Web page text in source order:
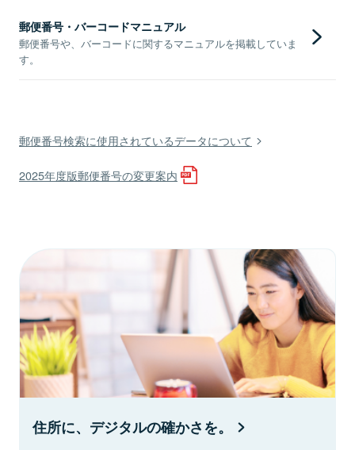
郵便番号・バーコードマニュアル
郵便番号や、バーコードに関するマニュアルを掲載していま
す。
郵便番号検索に使用されているデータについて
2025年度版郵便番号の変更案内
住所に、デジタルの確かさを。